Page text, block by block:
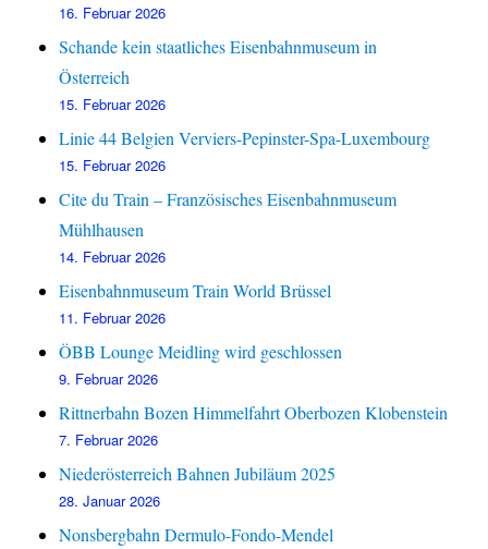
16. Februar 2026
Schande kein staatliches Eisenbahnmuseum in
Österreich
15. Februar 2026
Linie 44 Belgien Verviers-Pepinster-Spa-Luxembourg
15. Februar 2026
Cite du Train – Französisches Eisenbahnmuseum
Mühlhausen
14. Februar 2026
Eisenbahnmuseum Train World Brüssel
11. Februar 2026
ÖBB Lounge Meidling wird geschlossen
9. Februar 2026
Rittnerbahn Bozen Himmelfahrt Oberbozen Klobenstein
7. Februar 2026
Niederösterreich Bahnen Jubiläum 2025
28. Januar 2026
Nonsbergbahn Dermulo-Fondo-Mendel